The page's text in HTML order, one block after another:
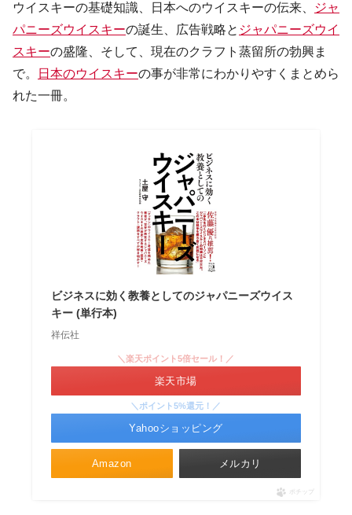
ウイスキーの基礎知識、日本へのウイスキーの伝来、
ジャ
パニーズウイスキーの誕生、広告戦略と ジャパニーズウイ
スキーの盛隆、そして、現在のクラフト蒸留所の勃興ま
で。
日本のウイスキーの事が非常にわかりやすくまとめら
れた一冊。
ビジネスに効く教養としてのジャパニーズウイス
キー (単行本)
祥伝社
Amazon
＼楽天ポイント5倍セール！／
楽天市場
＼ポイント5%還元！／
Yahooショッピング
メルカリ
ポチップ